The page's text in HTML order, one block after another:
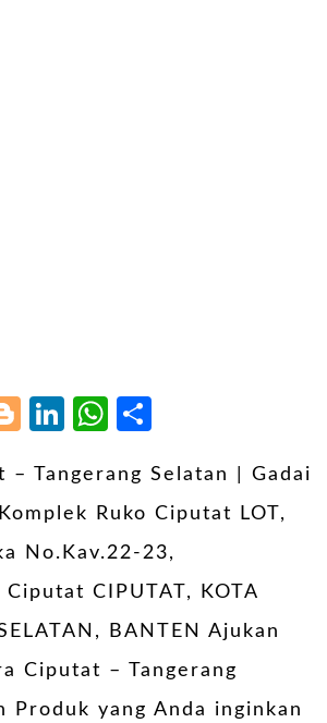
Blogger
LinkedIn
WhatsApp
Tangerang Selatan | Gadai
Ruko Ciputat LOT,
No.Kav.22-23,
CIPUTAT, KOTA
BANTEN Ajukan
Ciputat – Tangerang
Produk yang Anda inginkan